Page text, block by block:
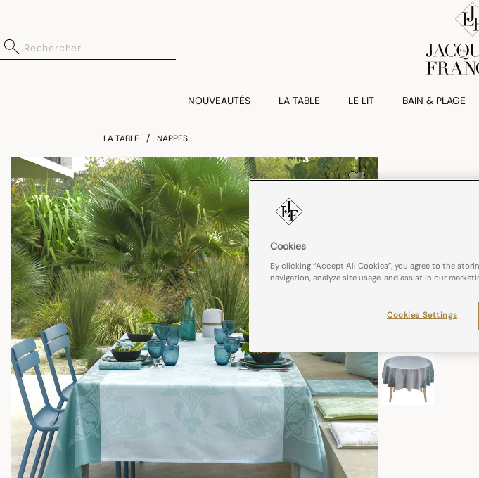
NOUVEAUTÉS LA TABLE LE LIT BAIN & PLAGE
LA TABLE NAPPES
Cookies
By clicking “Accept All Cookies”, you agree to the
navigation, analyze site usage, and assist in our
Cookies Settings